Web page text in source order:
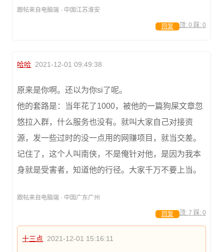
跟帖来自电脑端 · 中国江苏淮安
顶: 0 踩: 0
回复
哈哈 2021-12-01 09:49:38
原来是你啊。还以为你si了呢。
他的套路是：当年花了1000，被他的一篇狗屎文章忽
悠拉入群，什么服务也没有。就叫大家自己对接资
源，发一些过时的没一点用的网赚项目，就当交差。
记住了，这个人叫南侠，不是俺针对他，是因为我本
身就是受害者，知道他的行径。大家千万不要上当。
跟帖来自电脑端 · 中国广东广州
顶: 7 踩: 0
回复
十三点 2021-12-01 15:16:11